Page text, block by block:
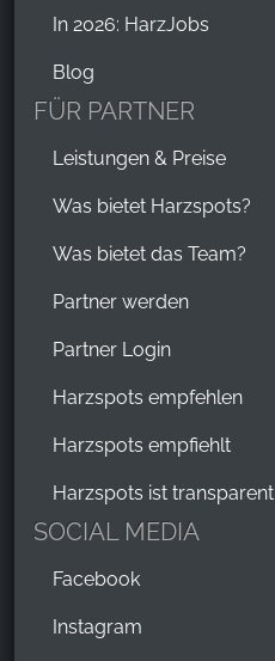
In 2026: HarzJobs
Blog
FÜR PARTNER
Leistungen & Preise
Was bietet Harzspots?
Was bietet das Team?
Partner werden
Partner Login
Harzspots empfehlen
Harzspots empfiehlt
Harzspots ist transparent
SOCIAL MEDIA
Facebook
Instagram